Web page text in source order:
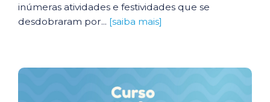
inúmeras atividades e festividades que se
desdobraram por... [saiba mais]